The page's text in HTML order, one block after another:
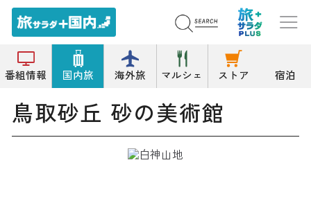
番組情報 国内旅 海外旅 マルシェ ストア 宿泊
トップ 美術館 鳥取砂丘 砂の美術館
鳥取砂丘 砂の美術館